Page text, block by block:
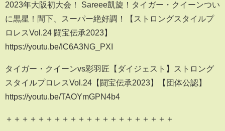
2023年大阪初大会！ Sareee凱旋！タイガー・クイーンつい
に黒星！間下、スーパー絶好調！【ストロングスタイルプ
ロレスVol.24 闘宝伝承2023】
https://youtu.be/IC6A3NG_PXI
タイガー・クイーンvs彩羽匠【ダイジェスト】ストロング
スタイルプロレスVol.24【闘宝伝承2023】【団体公認】
https://youtu.be/TAOYmGPN4b4
＋＋＋＋＋＋＋＋＋＋＋＋＋＋＋＋＋＋＋＋＋